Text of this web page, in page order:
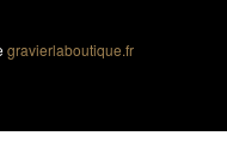
gravierlaboutique.fr